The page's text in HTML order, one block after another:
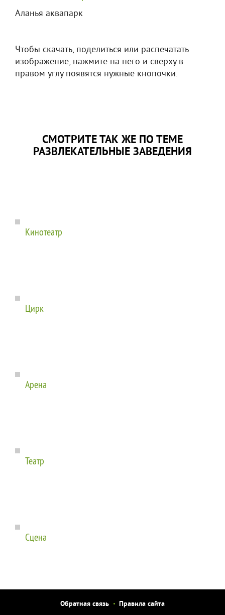
Аланья аквапарк
Чтобы скачать, поделиться или распечатать
изображение, нажмите на него и сверху в
правом углу появятся нужные кнопочки.
СМОТРИТЕ ТАК ЖЕ ПО ТЕМЕ
РАЗВЛЕКАТЕЛЬНЫЕ ЗАВЕДЕНИЯ
Кинотеатр
Цирк
Арена
Театр
Сцена
Обратная связь Правила сайта